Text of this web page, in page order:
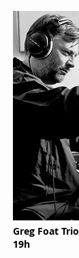
Greg Foat Trio
19h